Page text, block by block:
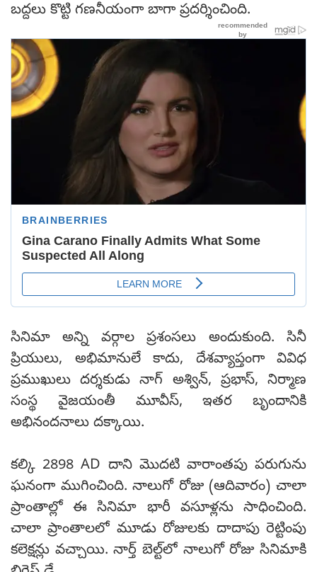
బద్దలు కొట్టి గణనీయంగా బాగా ప్రదర్శించింది.
సినిమా అన్ని వర్గాల ప్రశంసలు అందుకుంది. సినీ
ప్రియులు, అభిమానులే కాదు, దేశవ్యాప్తంగా వివిధ
ప్రముఖులు దర్శకుడు నాగ్ అశ్విన్, ప్రభాస్, నిర్మాణ
సంస్థ వైజయంతీ మూవీస్, ఇతర బృందానికి
అభినందనాలు దక్కాయి.
కల్కి 2898 AD దాని మొదటి వారాంతపు పరుగును
ఘనంగా ముగించింది. నాలుగో రోజు (ఆదివారం) చాలా
ప్రాంతాల్లో ఈ సినిమా భారీ వసూళ్లను సాధించింది.
చాలా ప్రాంతాలలో మూడు రోజులకు దాదాపు రెట్టింపు
కలెక్షన్లు వచ్చాయి. నార్త్ బెల్ట్‌లో నాలుగో రోజు సినిమాకి